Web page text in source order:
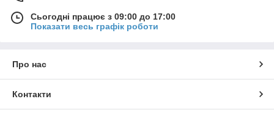
Сьогодні працює з 09:00 до 17:00
Показати весь графік роботи
Про нас
Контакти